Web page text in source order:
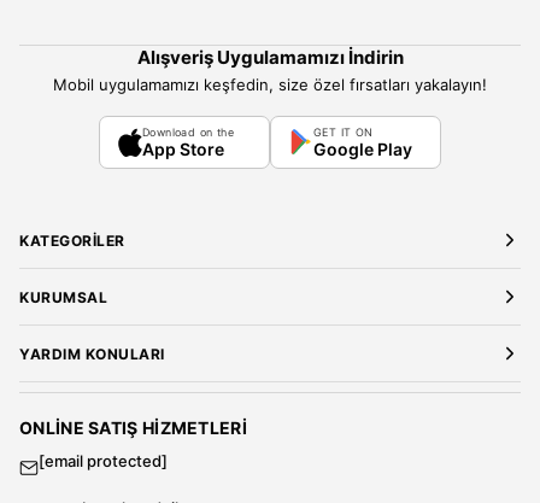
Alışveriş Uygulamamızı İndirin
Mobil uygulamamızı keşfedin, size özel fırsatları yakalayın!
Download on the
App Store
GET IT ON
Google Play
KATEGORILER
Bluz
Gömlek
T-Shirt
Tulum
KURUMSAL
Mağazalarımız
Gizlilik ve Güvenlik
YARDIM KONULARI
Üyelik Sözleşmesi
Kargo ve Teslimat
Satış Sözleşmesi
Banka Hesap Bilgileri
ONLINE SATIŞ HIZMETLERI
[email protected]